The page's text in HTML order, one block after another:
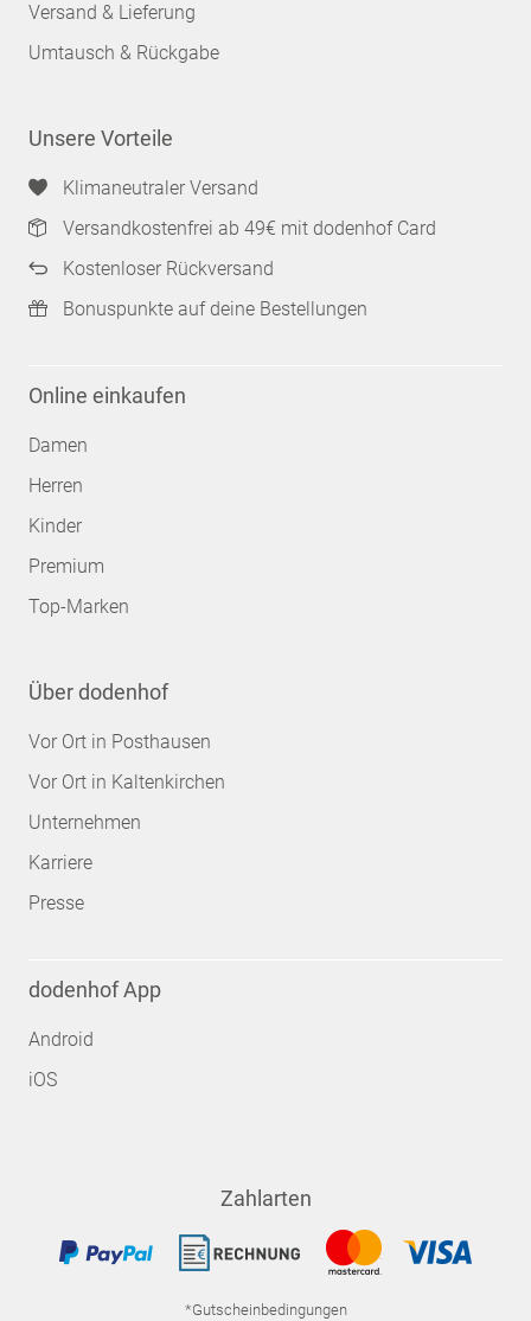
Versand & Lieferung
Umtausch & Rückgabe
Unsere Vorteile
Klimaneutraler Versand
Versandkostenfrei ab 49€ mit dodenhof Card
Kostenloser Rückversand
Bonuspunkte auf deine Bestellungen
Online einkaufen
Damen
Herren
Kinder
Premium
Top-Marken
Über dodenhof
Vor Ort in Posthausen
Vor Ort in Kaltenkirchen
Unternehmen
Karriere
Presse
dodenhof App
Android
iOS
Zahlarten
*Gutscheinbedingungen